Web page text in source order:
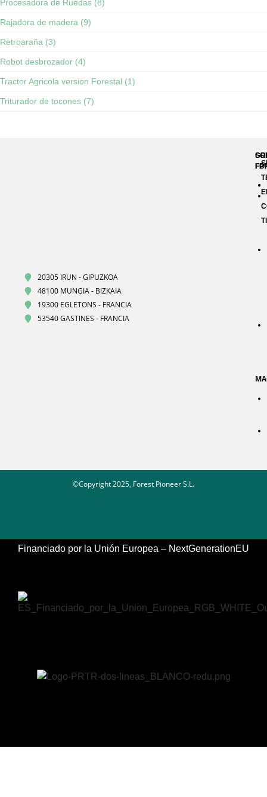
Procesadora de Ruedas (8)
Rajadora de madera (9)
Retroaraña (3)
Robot desbrozador (4)
Tractor Agricola version Forestal (1)
Triturador de tocones (7)
20305 IRUN - GIPUZKOA
48100 MUNGIA - BIZKAIA
19300 EGLETONS - FRANCIA
53540 GASTINES - FRANCIA
FP
©Copyright 2025, Forest Pioneer S.L.
Financiado por la Unión Europea – NextGenerationEU